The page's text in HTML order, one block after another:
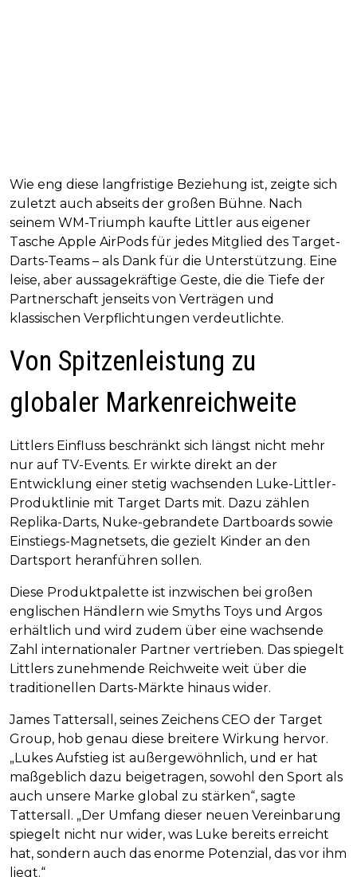
Wie eng diese langfristige Beziehung ist, zeigte sich
zuletzt auch abseits der großen Bühne. Nach
seinem WM-Triumph kaufte Littler aus eigener
Tasche Apple AirPods für jedes Mitglied des Target-
Darts-Teams – als Dank für die Unterstützung. Eine
leise, aber aussagekräftige Geste, die die Tiefe der
Partnerschaft jenseits von Verträgen und
klassischen Verpflichtungen verdeutlichte.
Von Spitzenleistung zu
globaler Markenreichweite
Littlers Einfluss beschränkt sich längst nicht mehr
nur auf TV-Events. Er wirkte direkt an der
Entwicklung einer stetig wachsenden Luke-Littler-
Produktlinie mit Target Darts mit. Dazu zählen
Replika-Darts, Nuke-gebrandete Dartboards sowie
Einstiegs-Magnetsets, die gezielt Kinder an den
Dartsport heranführen sollen.
Diese Produktpalette ist inzwischen bei großen
englischen Händlern wie Smyths Toys und Argos
erhältlich und wird zudem über eine wachsende
Zahl internationaler Partner vertrieben. Das spiegelt
Littlers zunehmende Reichweite weit über die
traditionellen Darts-Märkte hinaus wider.
James Tattersall, seines Zeichens CEO der Target
Group, hob genau diese breitere Wirkung hervor.
„Lukes Aufstieg ist außergewöhnlich, und er hat
maßgeblich dazu beigetragen, sowohl den Sport als
auch unsere Marke global zu stärken“, sagte
Tattersall. „Der Umfang dieser neuen Vereinbarung
spiegelt nicht nur wider, was Luke bereits erreicht
hat, sondern auch das enorme Potenzial, das vor ihm
liegt.“